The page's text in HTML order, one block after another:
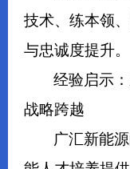
技术、练本领
与忠诚度提升。
经验启示
战略跨越
广汇新能